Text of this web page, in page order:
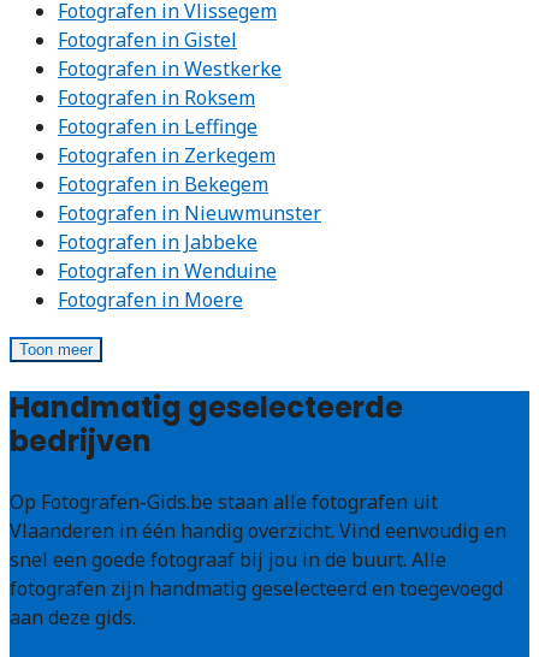
Fotografen in Vlissegem
Fotografen in Gistel
Fotografen in Westkerke
Fotografen in Roksem
Fotografen in Leffinge
Fotografen in Zerkegem
Fotografen in Bekegem
Fotografen in Nieuwmunster
Fotografen in Jabbeke
Fotografen in Wenduine
Fotografen in Moere
Toon meer
Handmatig geselecteerde
bedrijven
Op Fotografen-Gids.be staan alle fotografen uit
Vlaanderen in één handig overzicht. Vind eenvoudig en
snel een goede fotograaf bij jou in de buurt. Alle
fotografen zijn handmatig geselecteerd en toegevoegd
aan deze gids.